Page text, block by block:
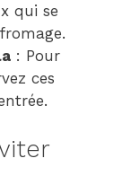
qui se
: Pour
ces